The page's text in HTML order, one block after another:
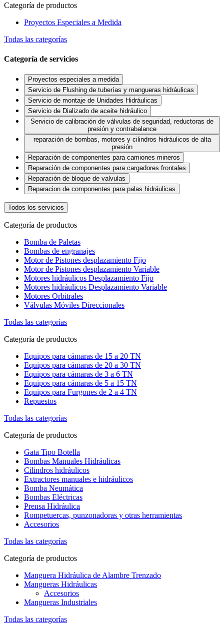
Categoría de productos
Proyectos Especiales a Medida
Todas las categorías
Categoría de servicios
Proyectos especiales a medida
Servicio de Flushing de tuberías y mangueras hidráulicas
Servicio de montaje de Unidades Hidráulicas
Servicio de Dializado de aceite hidráulico
Servicio de calibración de válvulas de seguridad, reductoras de
presión y contrabalance
reparación de bombas, motores y cilindros hidráulicos de alta
presión
Reparación de componentes para camiones mineros
Reparación de componentes para cargadores frontales
Reparación de bloque de valvulas
Reparacion de componentes para palas hidráulicas
Todos los servicios
Categoría de productos
Bomba de Paletas
Bombas de engranajes
Motor de Pistones desplazamiento Fijo
Motor de Pistones desplazamiento Variable
Motores hidráulicos Desplazamiento Fijo
Motores hidráulicos Desplazamiento Variable
Motores Orbitrales
Válvulas Móviles Direccionales
Todas las categorías
Categoría de productos
Equipos para cámaras de 15 a 20 TN
Equipos para cámaras de 20 a 30 TN
Equipos para cámaras de 3 a 6 TN
Equipos para cámaras de 5 a 15 TN
Equipos para Furgones de 2 a 4 TN
Repuestos
Todas las categorías
Categoría de productos
Gata Tipo Botella
Bombas Manuales Hidráulicas
Cilindros hidráulicos
Extractores manuales e hidráulicos
Bomba Neumática
Bombas Eléctricas
Prensa Hidráulica
Rompetuercas, punzonadoras y otras herramientas
Accesorios
Todas las categorías
Categoría de productos
Manguera Hidráulica de Alambre Trenzado
Mangueras Hidráulicas
Accesorios
Mangueras Industriales
Todas las categorías